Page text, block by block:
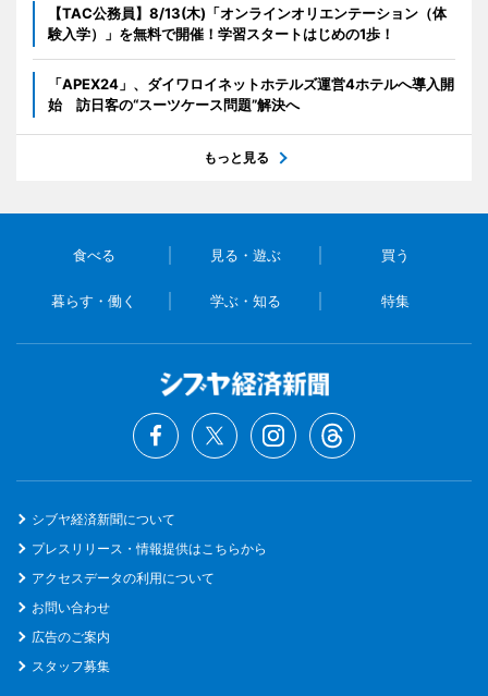
【TAC公務員】8/13(木)「オンラインオリエンテーション（体
験入学）」を無料で開催！学習スタートはじめの1歩！
「APEX24」、ダイワロイネットホテルズ運営4ホテルへ導入開
始 訪日客の“スーツケース問題”解決へ
もっと見る
食べる 見る・遊ぶ 買う
暮らす・働く 学ぶ・知る 特集
シブヤ経済新聞について
プレスリリース・情報提供はこちらから
アクセスデータの利用について
お問い合わせ
広告のご案内
スタッフ募集